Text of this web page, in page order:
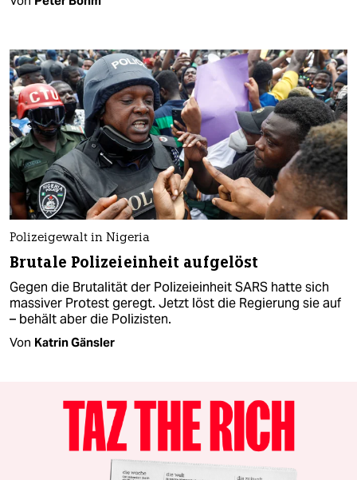
Polizeigewalt in Nigeria
Brutale Polizeieinheit aufgelöst
Gegen die Brutalität der Polizeieinheit SARS hatte sich
massiver Protest geregt. Jetzt löst die Regierung sie auf
– behält aber die Polizisten.
Von Katrin Gänsler